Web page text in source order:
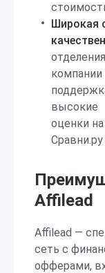
Широкая
отделения
компании
высокие
оценки
Сравни.ру
Affilead
Affilead —
сеть с
офферами,